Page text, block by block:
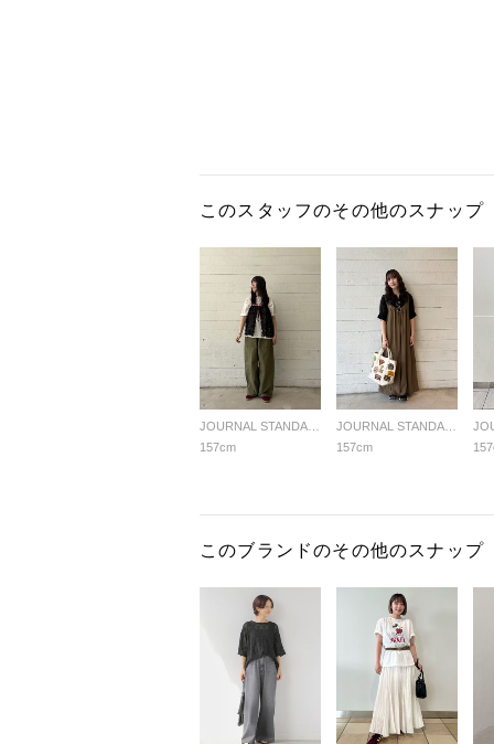
このスタッフのその他のスナップ
157cm
157cm
このブランドのその他のスナップ